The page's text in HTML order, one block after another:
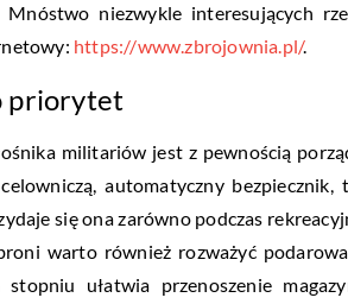
niezwykle interesujących
https://www.zbrojownia.pl/.
priorytet
militariów jest z pewnością
automatyczny bezpiecznik,
się ona zarówno podczas
warto również rozważyć
ułatwia przenoszenie